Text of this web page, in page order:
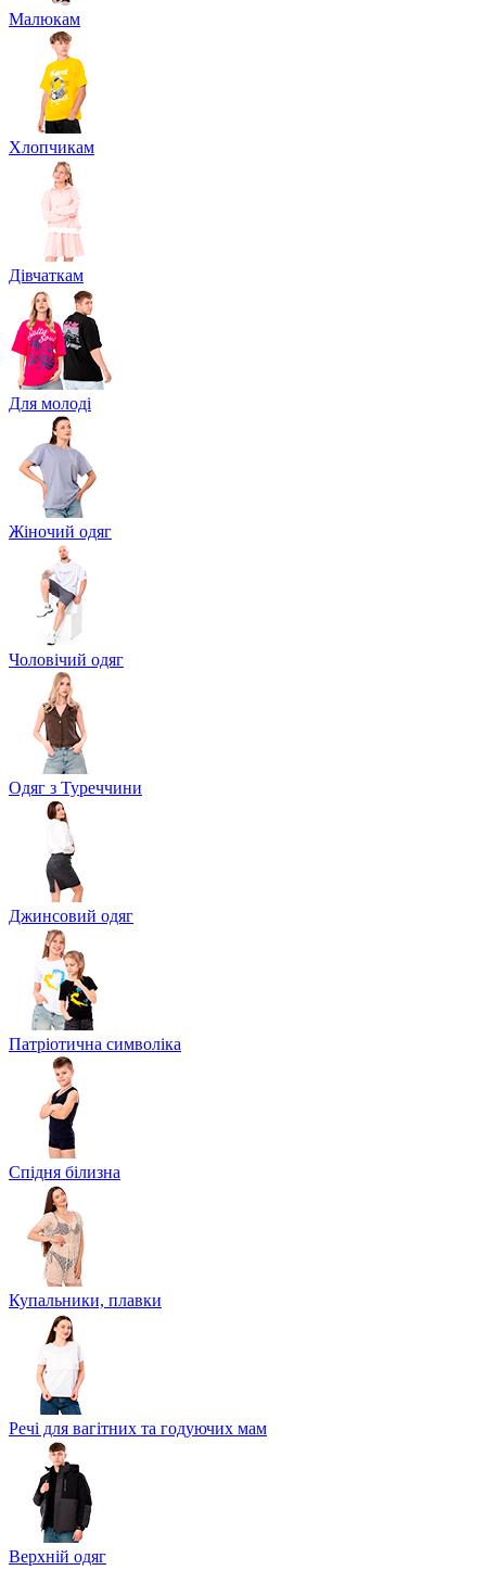
Малюкам
Хлопчикам
Дівчаткам
Для молоді
Жіночий одяг
Чоловічий одяг
Одяг з Туреччини
Джинсовий одяг
Патріотична символіка
Спідня білизна
Купальники, плавки
Речі для вагітних та годуючих мам
Верхній одяг